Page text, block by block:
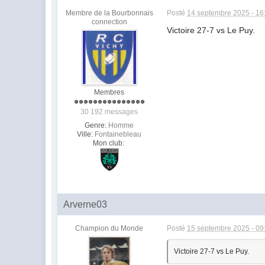
Membre de la Bourbonnais
connection
Membres
30 192 messages
Genre: Homme
Ville: Fontainebleau
Mon club:
Posté 14 septembre 2025 -
Victoire 27-7 vs Le Puy.
Arverne03
Champion du Monde Posté 15 septembre 2025 -
Victoire 27-7 vs Le Puy.